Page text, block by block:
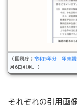
（国税庁； 令和5年分 年末調
月6日引用。）
それぞれの引用画